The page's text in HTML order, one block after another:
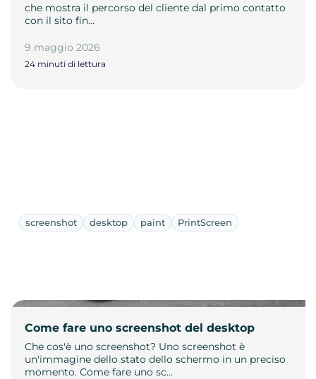
che mostra il percorso del cliente dal primo contatto
con il sito fin…
9 maggio 2026
24 minuti di lettura
screenshot desktop paint PrintScreen
Come fare uno screenshot del desktop
Che cos'è uno screenshot? Uno screenshot è
un'immagine dello stato dello schermo in un preciso
momento. Come fare uno sc…